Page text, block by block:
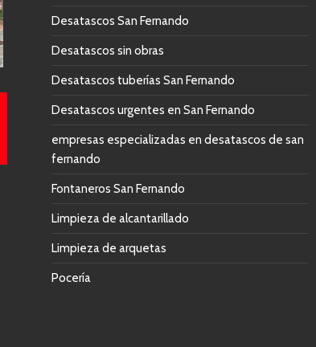
Desatascos San Fernando
Desatascos sin obras
Desatascos tuberías San Fernando
Desatascos urgentes en San Fernando
empresas especializadas en desatascos de san
fernando
Fontaneros San Fernando
Limpieza de alcantarillado
Limpieza de arquetas
Pocería